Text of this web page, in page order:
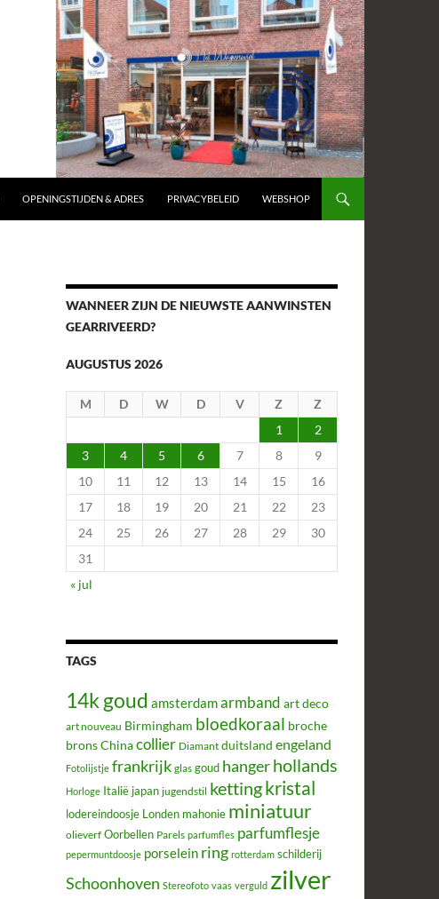
OPENINGSTIJDEN & ADRES PRIVACYBELEID WEBSHOP
WANNEER ZIJN DE NIEUWSTE AANWINSTEN
GEARRIVEERD?
AUGUSTUS 2026
M D W D V Z
Z
1
2
3
4 5 6 7 8
9
10
11 12 13 14 15
16
17
18 19 20 21 22
23
24
25 26 27 28 29
30
31
« jul
TAGS
14k goud amsterdamarmband art deco
art nouveau Birmingham bloedkoraal broche
bronsChinacollier Diamant duitsland engeland
Fotolijstje frankrijk glas goud hangerhollands
Horloge Italië japan jugendstil kettingkristal
lodereindoosje Londen mahonie miniatuur
olieverf Oorbellen Parels parfumfles parfumflesje
pepermuntdoosje porselein ring rotterdam schilderij
Schoonhoven Stereofoto vaas verguld zilver